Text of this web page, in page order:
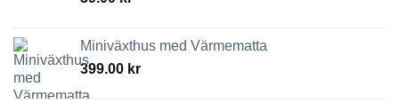
Miniväxthus med Värmematta
399.00 kr